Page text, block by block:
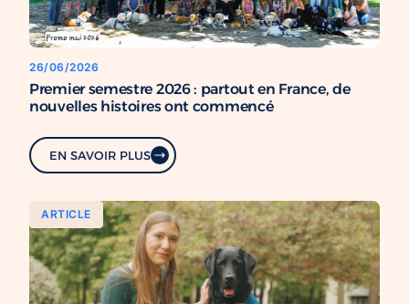
26/06/2026
Premier semestre 2026 : partout en France, de
nouvelles histoires ont commencé
EN SAVOIR PLUS
ARTICLE